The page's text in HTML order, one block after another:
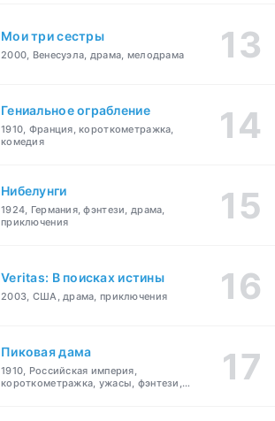
Мои три сестры
2000, Венесуэла, драма, мелодрама
Гениальное ограбление
1910, Франция, короткометражка,
комедия
Нибелунги
1924, Германия, фэнтези, драма,
приключения
Veritas: В поисках истины
2003, США, драма, приключения
Пиковая дама
1910, Российская империя,
короткометражка, ужасы, фэнтези,